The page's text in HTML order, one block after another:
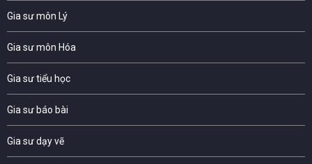
Gia sư môn Lý
Gia sư môn Hóa
Gia sư tiểu học
Gia sư báo bài
Gia sư dạy vẽ